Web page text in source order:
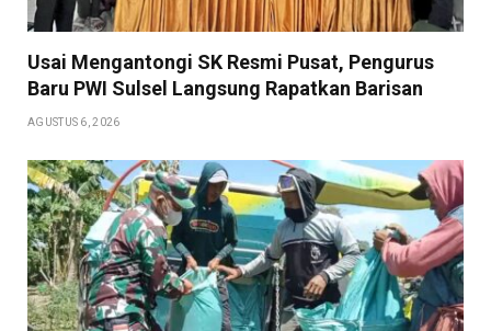
Usai Mengantongi SK Resmi Pusat, Pengurus
Baru PWI Sulsel Langsung Rapatkan Barisan
AGUSTUS 6, 2026